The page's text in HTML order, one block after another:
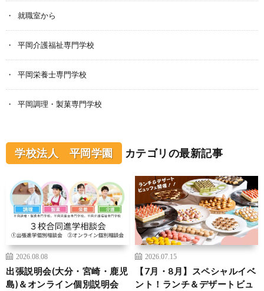
就職室から
平岡介護福祉専門学校
平岡栄養士専門学校
平岡調理・製菓専門学校
学校法人 平岡学園 カテゴリの最新記事
2026.08.08
出張説明会(大分・宮崎・鹿児
島)＆オンライン個別説明会
2026.07.15
【7月・8月】スペシャルイベ
ント！ランチ＆デザートビュ